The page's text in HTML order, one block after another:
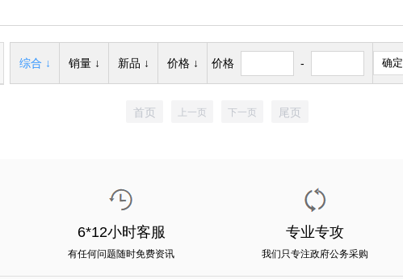
综合 ↓ 销量 ↓ 新品 ↓ 价格 ↓ 价格 - 确定
首页 上一页 下一页 尾页
6*12小时客服
有任何问题随时免费资讯
专业专攻
我们只专注政府公务采购